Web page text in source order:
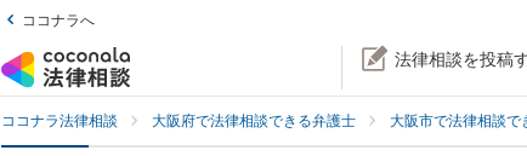
ココナラへ
法律相談を投稿
ココナラ法律相談 大阪府で法律相談できる弁護士 大阪市で法律相談で